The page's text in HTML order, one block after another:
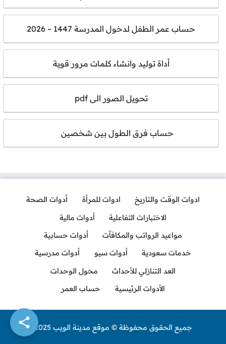
حساب عمر الطفل لدخول المدرسة 1447 – 2026
أداة توليد وانشاء كلمات مرور قوية
تحويل الصور الى pdf
حساب فرق الطول بين شخصين
ادوات الوقت والتاريخ ادوات للمرأة
أدوات الصحة
الاختبارات التفاعلية
أدوات مالية
مواعيد الرواتب والمكافآت
أدوات حسابية
خدمات سعودية
أدوات سيو
أدوات مدرسية
العد التنازلي للأحداث
محول الوحدات
الأدوات الرئيسية
حساب العمر
جميع الحقوق محفوظة © موقع مدينة الويب 2025